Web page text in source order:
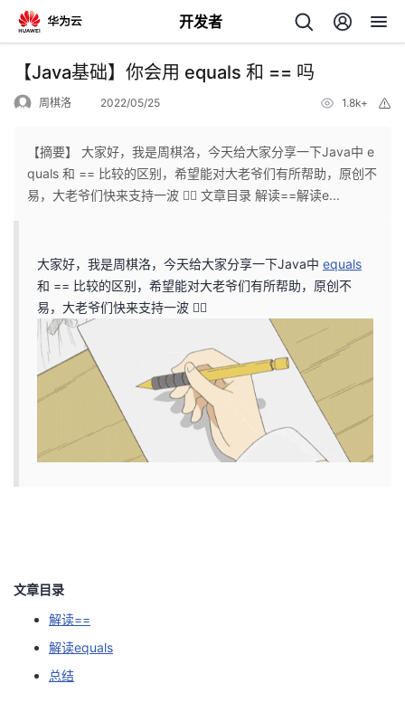
开发者
返
坛
圈
的
我
【Java基础】你会用 equals 和 == 吗
周棋洛 2022/05/25 1.8k+
【摘要】 大家好，我是周棋洛，今天给大家分享一下Java中 e
quals 和 == 比较的区别，希望能对大老爷们有所帮助，原创不
易，大老爷们快来支持一波 🏄🏼 文章目录 解读==解读e...
大家好，我是周棋洛，今天给大家分享一下Java中 equals
和 == 比较的区别，希望能对大老爷们有所帮助，原创不
易，大老爷们快来支持一波 🏄🏼
文章目录
解读==
解读equals
总结